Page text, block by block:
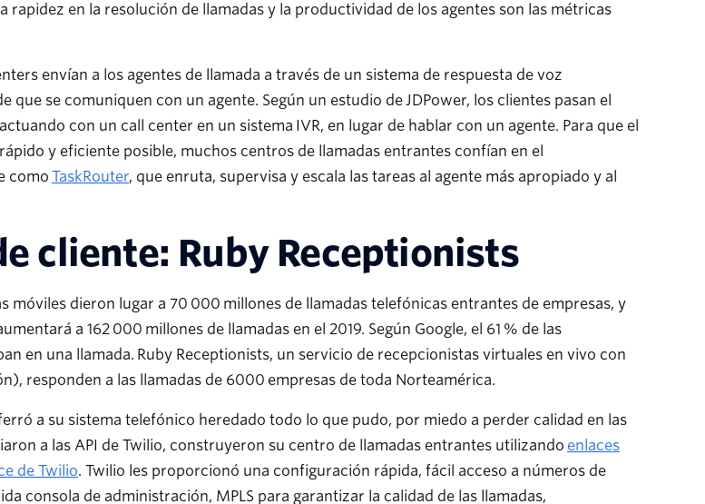
rapidez en la resolución de llamadas y la productividad de los agentes son las métricas
envían a los agentes de llamada a través de un sistema de respuesta de voz
que se comuniquen con un agente. Según un estudio de JDPower, los clientes pasan el
con un call center en un sistema IVR, en lugar de hablar con un agente. Para que el
y eficiente posible, muchos centros de llamadas entrantes confían en el
como TaskRouter, que enruta, supervisa y escala las tareas al agente más apropiado y al
cliente: Ruby Receptionists
móviles dieron lugar a 70 000 millones de llamadas telefónicas entrantes de empresas, y
a 162 000 millones de llamadas en el 2019. Según Google, el 61 % de las
en una llamada. Ruby Receptionists, un servicio de recepcionistas virtuales en vivo con
responden a las llamadas de 6000 empresas de toda Norteamérica.
a su sistema telefónico heredado todo lo que pudo, por miedo a perder calidad en las
a las API de Twilio, construyeron su centro de llamadas entrantes utilizando enlaces
de Twilio. Twilio les proporcionó una configuración rápida, fácil acceso a números de
consola de administración, MPLS para garantizar la calidad de las llamadas,